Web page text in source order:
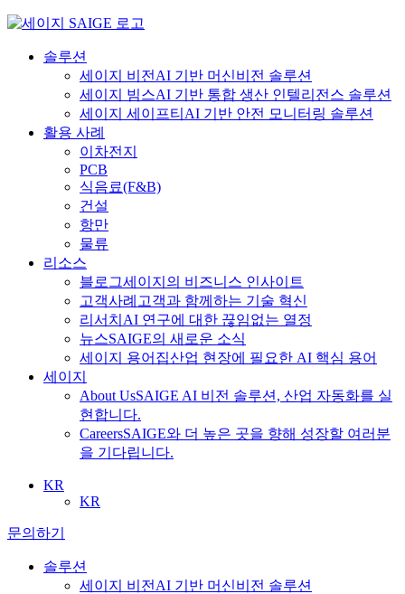
Skip
content솔루션
세이지 비전 AI 기반 머신비전 솔루션
세이지 빔스AI 기반 통합 생산 인텔리전스 솔루션
세이지 세이프티 AI 기반 안전 모니터링 솔루션
활용 사례
이차전지
PCB
식음료(F&B)
건설
항만
물류
리소스
블로그세이지의 비즈니스 인사이트
고객사례 고객과 함께하는 기술 혁신
리서치 AI 연구에 대한 끊임없는 열정
뉴스SAIGE의 새로운 소식
세이지 용어집산업 현장에 필요한 AI 핵심 용어
세이지
About UsSAIGE AI 비전 솔루션, 산업 자동화를 실
현합니다.
CareersSAIGE와 더 높은 곳을 향해 성장할 여러분
을 기다립니다.
KR
KR
문의하기
솔루션
세이지 비전 AI 기반 머신비전 솔루션